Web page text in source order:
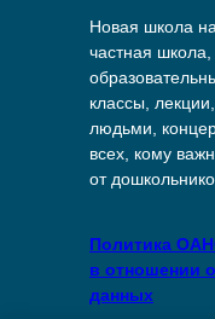
Новая школа
частная школа,
классы,
людьми,
всех, кому
от
Политика
в отношении
данных